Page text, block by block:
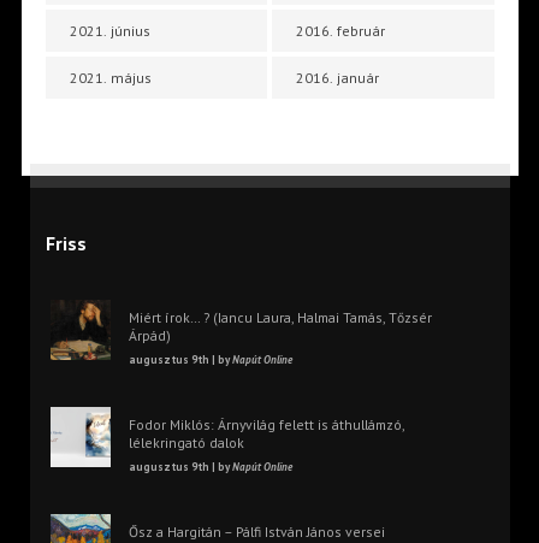
2021. június
2021. május
2016. február
2016. január
Friss
Miért írok… ? (Iancu Laura, Halmai Tamás, Tőzsér
Árpád)
augusztus 9th | byNapút Online
Fodor Miklós: Árnyvilág felett is áthullámzó,
lélekringató dalok
augusztus 9th | byNapút Online
Ősz a Hargitán – Pálfi István János versei